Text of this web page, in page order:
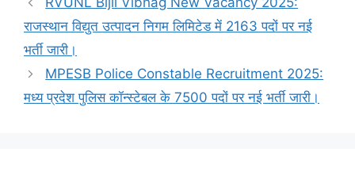
राजस्थान विद्युत उत्पादन निगम लिमिटेड में 2163 पदों पर नई
भर्ती जारी।
MPESB Police Constable Recruitment 2025:
मध्य प्रदेश पुलिस कॉन्स्टेबल के 7500 पदों पर नई भर्ती जारी।